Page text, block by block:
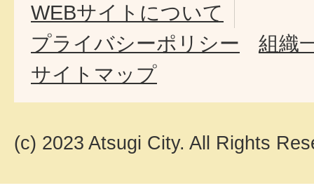
WEBサイトについて
プライバシーポリシー
組織
サイトマップ
(c) 2023 Atsugi City. All Rights